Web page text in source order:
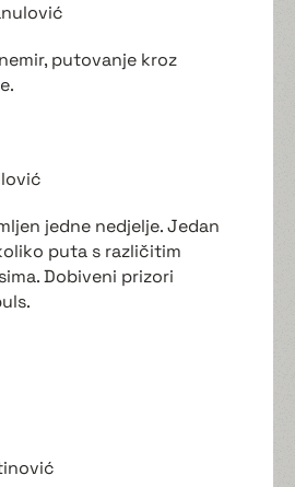
putovanje kroz
jedne nedjelje. Jedan
puta s različitim
Dobiveni prizori